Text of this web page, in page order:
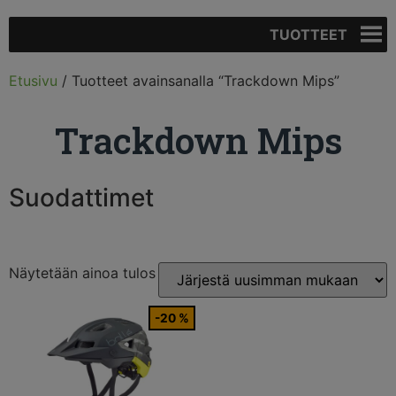
TUOTTEET
Etusivu / Tuotteet avainsanalla “Trackdown Mips”
Trackdown Mips
Suodattimet
Näytetään ainoa tulos
-20 %